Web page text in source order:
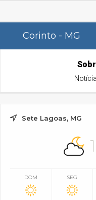
Corinto - MG
Sete Lagoas, MG
DOM SEG